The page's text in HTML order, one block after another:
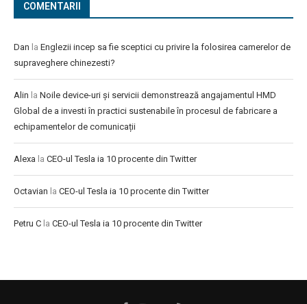
COMENTARII
Dan la Englezii incep sa fie sceptici cu privire la folosirea camerelor de
supraveghere chinezesti?
Alin la Noile device-uri și servicii demonstrează angajamentul HMD
Global de a investi în practici sustenabile în procesul de fabricare a
echipamentelor de comunicații
Alexa la CEO-ul Tesla ia 10 procente din Twitter
Octavian la CEO-ul Tesla ia 10 procente din Twitter
Petru C la CEO-ul Tesla ia 10 procente din Twitter